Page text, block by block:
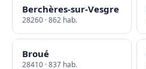
Berchères-sur-Vesgre
28260 · 862 hab.
Broué
28410 · 837 hab.